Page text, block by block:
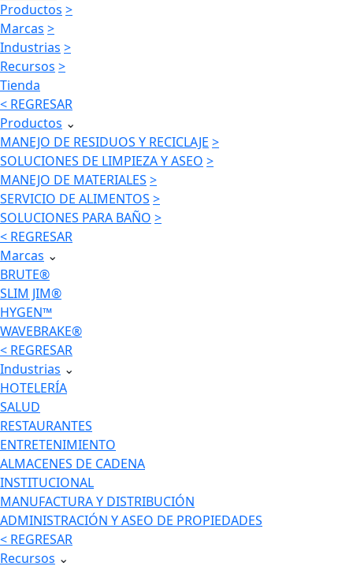
Productos >
Marcas >
Industrias >
Recursos >
Tienda
< REGRESAR
Productos ⌄
MANEJO DE RESIDUOS Y RECICLAJE >
SOLUCIONES DE LIMPIEZA Y ASEO >
MANEJO DE MATERIALES >
SERVICIO DE ALIMENTOS >
SOLUCIONES PARA BAÑO >
< REGRESAR
Marcas ⌄
BRUTE®
SLIM JIM®
HYGEN™
WAVEBRAKE®
< REGRESAR
Industrias ⌄
HOTELERÍA
SALUD
RESTAURANTES
ENTRETENIMIENTO
ALMACENES DE CADENA
INSTITUCIONAL
MANUFACTURA Y DISTRIBUCIÓN
ADMINISTRACIÓN Y ASEO DE PROPIEDADES
< REGRESAR
Recursos ⌄